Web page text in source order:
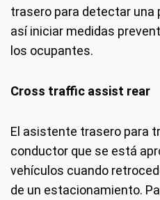
trasero para detectar una
así iniciar medidas
los ocupantes.
Cross traffic assist rear
El asistente trasero para
conductor que se está
vehículos cuando
de un estacionamiento.